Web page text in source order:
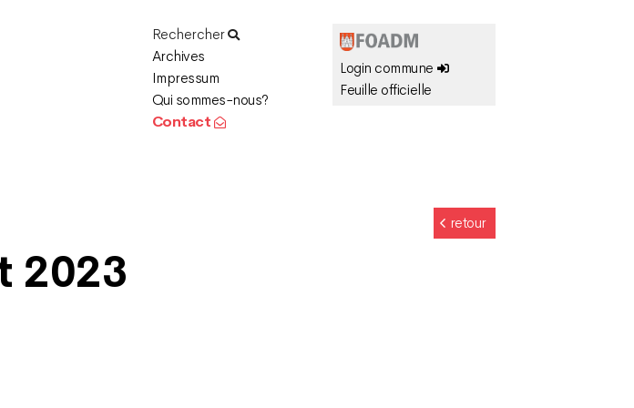
Rechercher
Archives
Impressum
Qui sommes-nous?
Contact
Login commune
Feuille officielle
2023
retour